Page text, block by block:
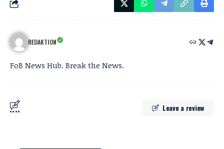
REDAKTION
FoB News Hub. Break the News.
Leave a review